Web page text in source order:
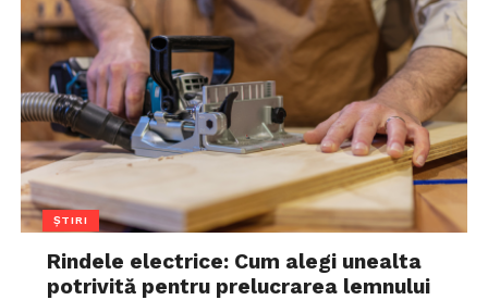
ȘTIRI
Rindele electrice: Cum alegi unealta
potrivită pentru prelucrarea lemnului